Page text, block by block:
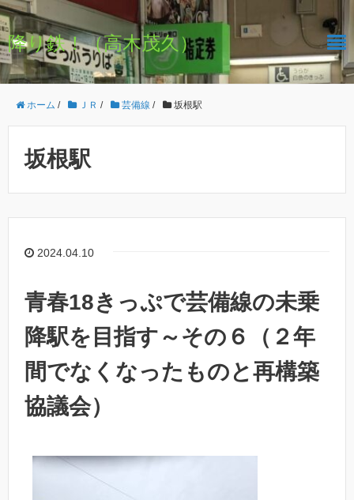
降り鉄！（高木茂久）
ホーム / ＪＲ / 芸備線 / 坂根駅
坂根駅
2024.04.10
青春18きっぷで芸備線の未乗
降駅を目指す～その６（２年
間でなくなったものと再構築
協議会）